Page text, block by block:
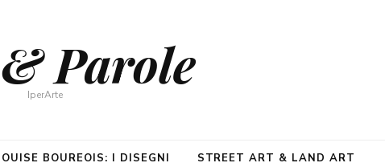
Parole
IperArte
BOUREOIS: I DISEGNI
STREET ART & LAND ART